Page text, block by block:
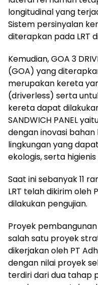
longitudinal yang
Sistem persinyalan
diterapkan pada LRT
Kemudian, GOA 3
(GOA) yang
merupakan kereta
(driverless) serta
kereta dapat
SANDWICH PANEL
dengan inovasi
lingkungan yang
ekologis, serta
Saat ini sebanyak 11
LRT telah dikirim oleh
dilakukan pengujian.
Proyek
salah satu proyek
dikerjakan oleh PT
dengan nilai proyek
terdiri dari dua tahap